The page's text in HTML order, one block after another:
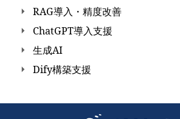
RAG導入・精度改善
ChatGPT導入支援
生成AI
Dify構築支援